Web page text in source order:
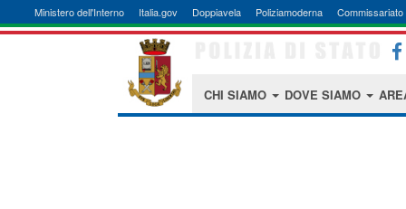
Ministero dell'Interno Italia.gov Doppiavela Poliziamoderna Commissariato
CHI SIAMO DOVE SIAMO